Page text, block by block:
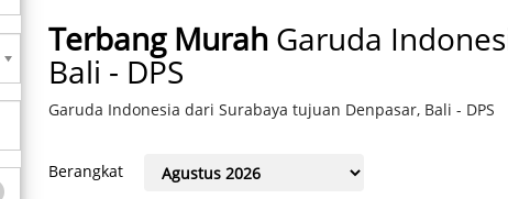
Terbang Murah Garuda
Bali - DPS
Garuda Indonesia dari Surabaya tujuan Denpasar, Bali - DPS
Berangkat